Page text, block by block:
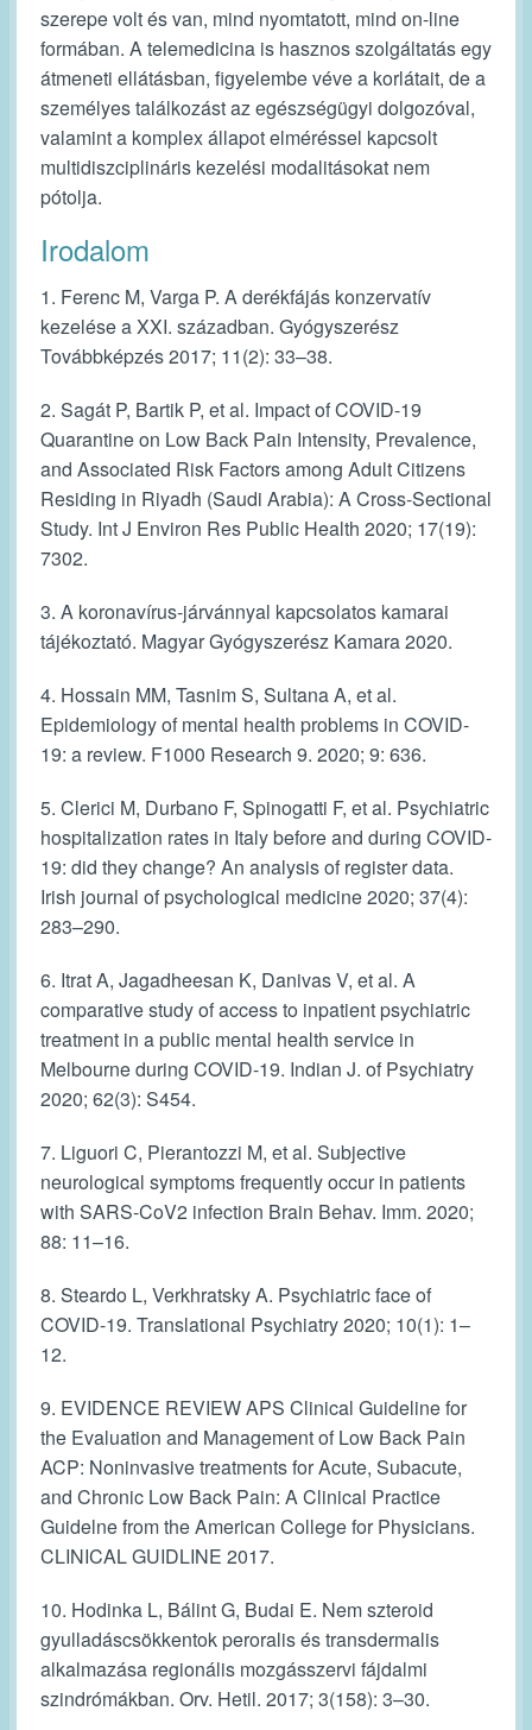
szerepe volt és van, mind nyomtatott, mind on-line
formában. A telemedicina is hasznos szolgáltatás egy
átmeneti ellátásban, figyelembe véve a korlátait, de a
személyes találkozást az egészségügyi dolgozóval,
valamint a komplex állapot elméréssel kapcsolt
multidiszciplináris kezelési modalitásokat nem
pótolja.
Irodalom
1. Ferenc M, Varga P. A derékfájás konzervatív
kezelése a XXI. században. Gyógyszerész
Továbbképzés 2017; 11(2): 33–38.
2. Sagát P, Bartik P, et al. Impact of COVID-19
Quarantine on Low Back Pain Intensity, Prevalence,
and Associated Risk Factors among Adult Citizens
Residing in Riyadh (Saudi Arabia): A Cross-Sectional
Study. Int J Environ Res Public Health 2020; 17(19):
7302.
3. A koronavírus-járvánnyal kapcsolatos kamarai
tájékoztató. Magyar Gyógyszerész Kamara 2020.
4. Hossain MM, Tasnim S, Sultana A, et al.
Epidemiology of mental health problems in COVID-
19: a review. F1000 Research 9. 2020; 9: 636.
5. Clerici M, Durbano F, Spinogatti F, et al. Psychiatric
hospitalization rates in Italy before and during COVID-
19: did they change? An analysis of register data.
Irish journal of psychological medicine 2020; 37(4):
283–290.
6. Itrat A, Jagadheesan K, Danivas V, et al. A
comparative study of access to inpatient psychiatric
treatment in a public mental health service in
Melbourne during COVID-19. Indian J. of Psychiatry
2020; 62(3): S454.
7. Liguori C, Pierantozzi M, et al. Subjective
neurological symptoms frequently occur in patients
with SARS-CoV2 infection Brain Behav. Imm. 2020;
88: 11–16.
8. Steardo L, Verkhratsky A. Psychiatric face of
COVID-19. Translational Psychiatry 2020; 10(1): 1–
12.
9. EVIDENCE REVIEW APS Clinical Guideline for
the Evaluation and Management of Low Back Pain
ACP: Noninvasive treatments for Acute, Subacute,
and Chronic Low Back Pain: A Clinical Practice
Guidelne from the American College for Physicians.
CLINICAL GUIDLINE 2017.
10. Hodinka L, Bálint G, Budai E. Nem szteroid
gyulladáscsökkentok peroralis és transdermalis
alkalmazása regionális mozgásszervi fájdalmi
szindrómákban. Orv. Hetil. 2017; 3(158): 3–30.